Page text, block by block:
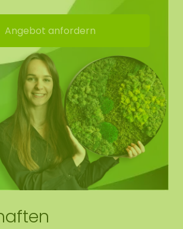
Sie eine andere Größe
kontaktieren Sie uns.
Angebot anfordern